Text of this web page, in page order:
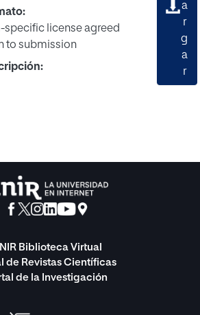
specific license agreed
to submission
a
r
g
a
r
Biblioteca Virtual
de Revistas Científicas
de la Investigación